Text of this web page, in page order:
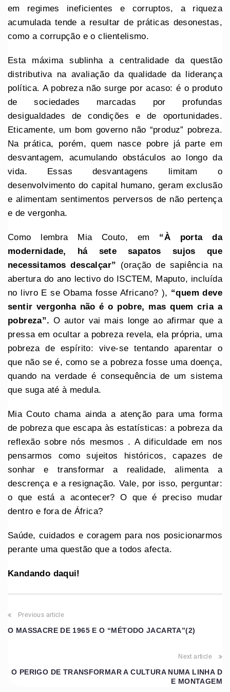
em regimes ineficientes e corruptos, a riqueza
acumulada tende a resultar de práticas desonestas,
como a corrupção e o clientelismo.
Esta máxima sublinha a centralidade da questão
distributiva na avaliação da qualidade da liderança
política. A pobreza não surge por acaso: é o produto
de sociedades marcadas por profundas
desigualdades de condições e de oportunidades.
Eticamente, um bom governo não “produz” pobreza.
Na prática, porém, quem nasce pobre já parte em
desvantagem, acumulando obstáculos ao longo da
vida. Essas desvantagens limitam o
desenvolvimento do capital humano, geram exclusão
e alimentam sentimentos perversos de não pertença
e de vergonha.
Como lembra Mia Couto, em “À porta da
modernidade, há sete sapatos sujos que
necessitamos descalçar” (oração de sapiência na
abertura do ano lectivo do ISCTEM, Maputo, incluída
no livro E se Obama fosse Africano? ), “quem deve
sentir vergonha não é o pobre, mas quem cria a
pobreza”. O autor vai mais longe ao afirmar que a
pressa em ocultar a pobreza revela, ela própria, uma
pobreza de espírito: vive-se tentando aparentar o
que não se é, como se a pobreza fosse uma doença,
quando na verdade é consequência de um sistema
que suga até à medula.
Mia Couto chama ainda a atenção para uma forma
de pobreza que escapa às estatísticas: a pobreza da
reflexão sobre nós mesmos . A dificuldade em nos
pensarmos como sujeitos históricos, capazes de
sonhar e transformar a realidade, alimenta a
descrença e a resignação. Vale, por isso, perguntar:
o que está a acontecer? O que é preciso mudar
dentro e fora de África?
Saúde, cuidados e coragem para nos posicionarmos
perante uma questão que a todos afecta.
Kandando daqui!
Previous article
O MASSACRE DE 1965 E O “MÉTODO JACARTA”(2)
Next article
O PERIGO DE TRANSFORMAR A CULTURA NUMA LINHA D
E MONTAGEM